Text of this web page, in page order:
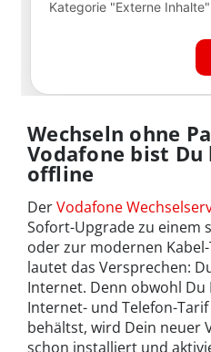
Wechseln ohne
Vodafone bist Du
offline
DerVodafone
Sofort-Upgrade zu einem
oder zur modernen
lautet das Versprechen:
Internet. Denn obwohl Du
Internet- und Telefon-
behältst, wird Dein neuer
schon installiert und